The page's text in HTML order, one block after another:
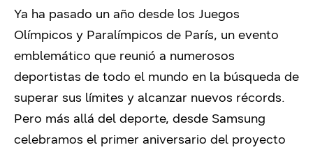
Ya ha pasado un año desde los Juegos
Olímpicos y Paralímpicos de París, un evento
emblemático que reunió a numerosos
deportistas de todo el mundo en la búsqueda de
superar sus límites y alcanzar nuevos récords.
Pero más allá del deporte, desde Samsung
celebramos el primer aniversario del proyecto